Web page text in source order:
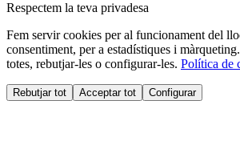
Respectem la teva privadesa
Fem servir cookies per al funcionament del
consentiment, per a estadístiques i
totes, rebutjar-les o configurar-les. Política de
Rebutjar tot Acceptar tot Configurar